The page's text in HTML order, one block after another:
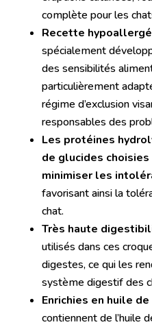
complète pour les
Recette
spécialement
des sensibilités
particulièrement
régime d’exclusion
responsables des
Les protéines
de glucides
minimiser les
favorisant ainsi la
chat.
Très haute
utilisés dans ces
digestes, ce qui les
système digestif des
Enrichies en huile
contiennent de l’huile